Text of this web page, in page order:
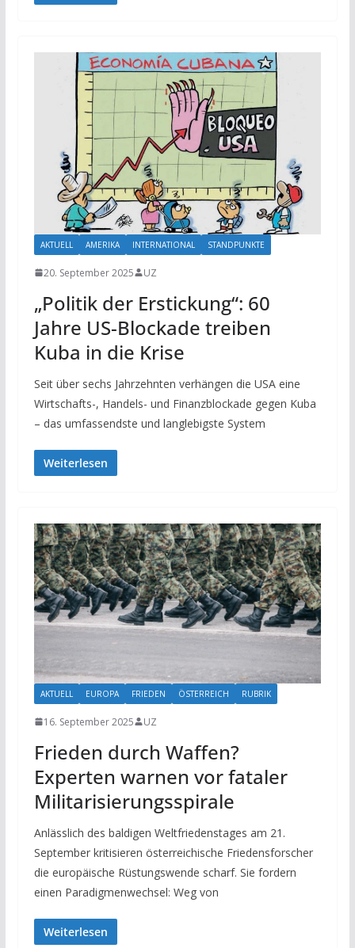
AKTUELL AMERIKA INTERNATIONAL STANDPUNKTE
20. September 2025 UZ
„Politik der Erstickung“: 60
Jahre US-Blockade treiben
Kuba in die Krise
Seit über sechs Jahrzehnten verhängen die USA eine
Wirtschafts-, Handels- und Finanzblockade gegen Kuba
– das umfassendste und langlebigste System
Weiterlesen
AKTUELL EUROPA FRIEDEN ÖSTERREICH RUBRIK
16. September 2025 UZ
Frieden durch Waffen?
Experten warnen vor fataler
Militarisierungsspirale
Anlässlich des baldigen Weltfriedenstages am 21.
September kritisieren österreichische Friedensforscher
die europäische Rüstungswende scharf. Sie fordern
einen Paradigmenwechsel: Weg von
Weiterlesen